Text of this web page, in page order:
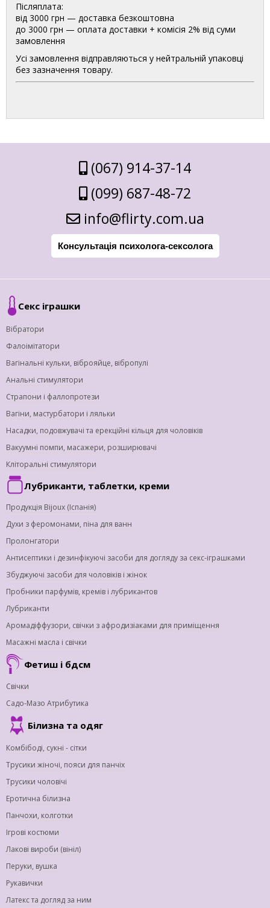
Післяплата:
від 3000 грн — доставка безкоштовна
до 3000 грн — оплата доставки + комісія 2% від суми
замовлення
Усі замовлення відправляються у нейтральній упаковці
без зазначення товару.
(067) 914-37-14
(099) 687-48-72
info@flirty.com.ua
Консультація психолога-сексолога
Секс іграшки
Вібратори
Фалоімітатори
Вагінальні кульки, віброяйце, вібропулі
Анальні стимулятори
Страпони і фаллопротези
Вагіни, мастурбатори і ляльки
Насадки, подовжувачі та ерекційні кільця для чоловіків
Вакуумні помпи, масажери, розширювачі
Кліторальні стимулятори
Лубриканти, таблетки, креми
Продукція Bijoux (Іспанія)
Духи з феромонами, піна для ванн
Пролонгатори
Антисептики і дезинфікуючі засоби для догляду за секс-іграшками
Збуджуючі засоби для чоловіків і жінок
Пробники парфумів, кремів і лубрикантов
Лубриканти
Аромадіффузори, свічки з афродизіаками для приміщення
Масажні масла і свічки
Фетиш і бдсм
Свічки
Садо-Мазо Атрибутика
Білизна та одяг
Комбібоді, сукні - сітки
Трусики жіночі, пояси для панчіх
Трусики чоловічі
Еротична білизна
Панчохи, колготки
Ігрові костюми
Лакові вироби (вініл)
Перуки, вушка
Рукавички
Латекс та догляд за ним